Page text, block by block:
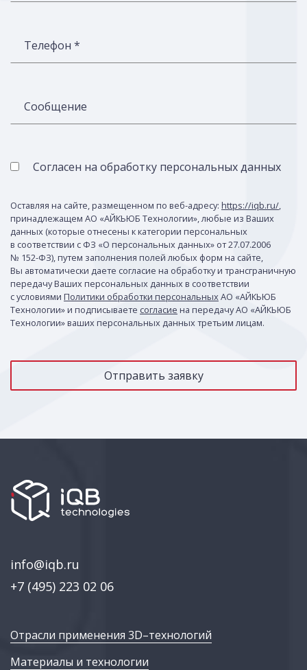
Телефон *
Сообщение
Согласен на обработку персональных данных
Оставляя на сайте, размещенном по веб-адресу: https://iqb.ru/,
принадлежащем АО «АЙКЬЮБ Технологии», любые из Ваших
данных (которые отнесены к категории персональных
в соответствии с ФЗ «О персональных данных» от 27.07.2006
№ 152-ФЗ), путем заполнения полей любых форм на сайте,
Вы автоматически даете согласие на обработку и трансграничную
передачу Ваших персональных данных в соответствии
с условиями Политики обработки персональныхАО «АЙКЬЮБ
Технологии» и подписываете согласие на передачу АО «АЙКЬЮБ
Технологии» ваших персональных данных третьим лицам.
info@iqb.ru
+7 (495) 223 02 06
Отрасли применения 3D–технологий
Материалы и технологии